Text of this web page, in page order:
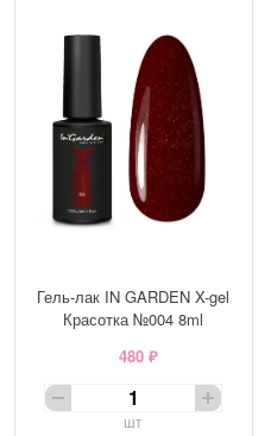
Гель-лак IN GARDEN X-gel
Красотка №004 8ml
480 ₽
шт